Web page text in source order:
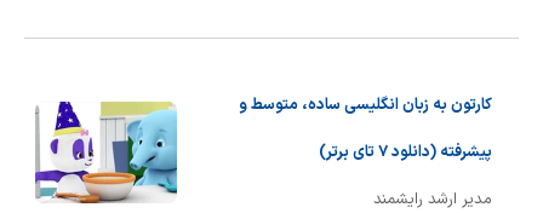
کارتون به زبان انگلیسی ساده، متوسط و
پیشرفته (دانلود 7 تای برتر)
مدیر ارشد رایشمند